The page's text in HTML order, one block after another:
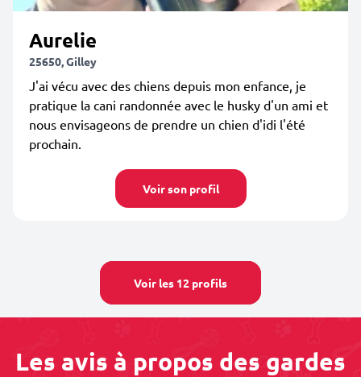
Aurelie
25650, Gilley
J'ai vécu avec des chiens depuis mon enfance, je
pratique la cani randonnée avec le husky d'un ami et
nous envisageons de prendre un chien d'idi l'été
prochain.
Voir son profil
Voir les 12 profils
Les avis à propos des gardes